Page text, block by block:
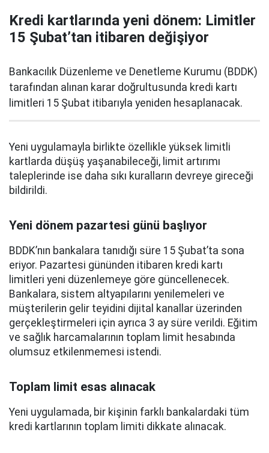
Kredi kartlarında yeni dönem: Limitler
15 Şubat’tan itibaren değişiyor
Bankacılık Düzenleme ve Denetleme Kurumu (BDDK)
tarafından alınan karar doğrultusunda kredi kartı
limitleri 15 Şubat itibarıyla yeniden hesaplanacak.
Yeni uygulamayla birlikte özellikle yüksek limitli
kartlarda düşüş yaşanabileceği, limit artırımı
taleplerinde ise daha sıkı kuralların devreye gireceği
bildirildi.
Yeni dönem pazartesi günü başlıyor
BDDK’nın bankalara tanıdığı süre 15 Şubat’ta sona
eriyor. Pazartesi gününden itibaren kredi kartı
limitleri yeni düzenlemeye göre güncellenecek.
Bankalara, sistem altyapılarını yenilemeleri ve
müşterilerin gelir teyidini dijital kanallar üzerinden
gerçekleştirmeleri için ayrıca 3 ay süre verildi. Eğitim
ve sağlık harcamalarının toplam limit hesabında
olumsuz etkilenmemesi istendi.
Toplam limit esas alınacak
Yeni uygulamada, bir kişinin farklı bankalardaki tüm
kredi kartlarının toplam limiti dikkate alınacak.